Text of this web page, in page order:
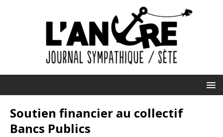
Soutien financier au collectif
Bancs Publics